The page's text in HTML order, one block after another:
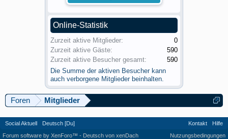
Online-Statistik
Zurzeit aktive Mitglieder:
0
Zurzeit aktive Gäste:
590
Zurzeit aktive Besucher gesamt:
590
Die Summe der aktiven Besucher kann
auch verborgene Mitglieder beinhalten.
Foren Mitglieder
Social Aktuell Deutsch [Du] Kontakt
Hilfe
Nutzungsbedingungen
Forum software by XenForo™ - Deutsch von xenDach